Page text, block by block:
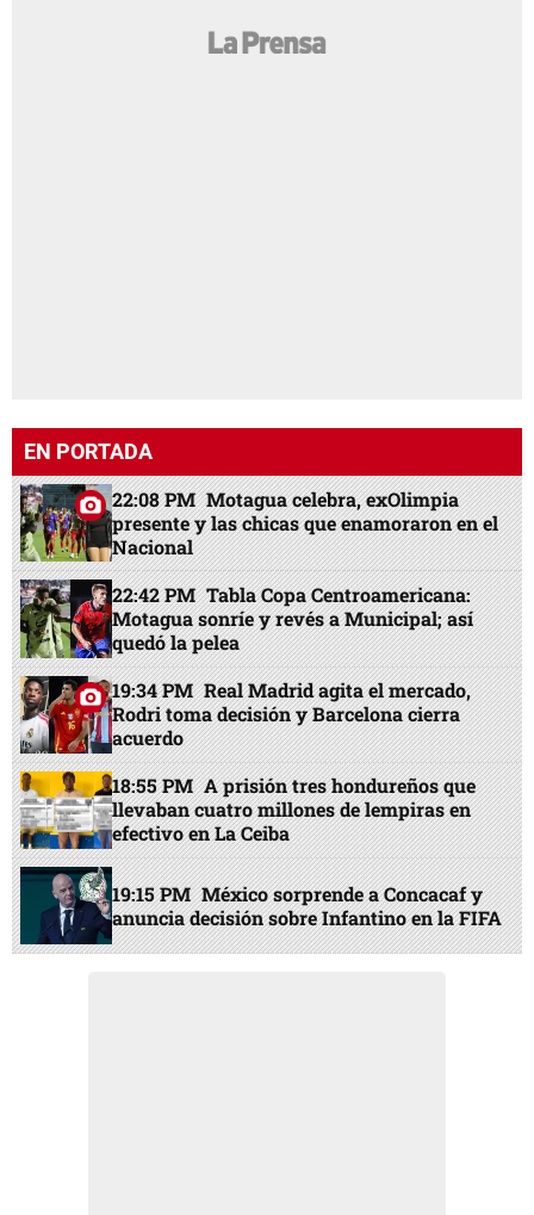
EN PORTADA
22:08 PM Motagua celebra, exOlimpia
presente y las chicas que enamoraron en el
Nacional
22:42 PM Tabla Copa Centroamericana:
Motagua sonríe y revés a Municipal; así
quedó la pelea
19:34 PM Real Madrid agita el mercado,
Rodri toma decisión y Barcelona cierra
acuerdo
18:55 PM A prisión tres hondureños que
llevaban cuatro millones de lempiras en
efectivo en La Ceiba
19:15 PM México sorprende a Concacaf y
anuncia decisión sobre Infantino en la FIFA